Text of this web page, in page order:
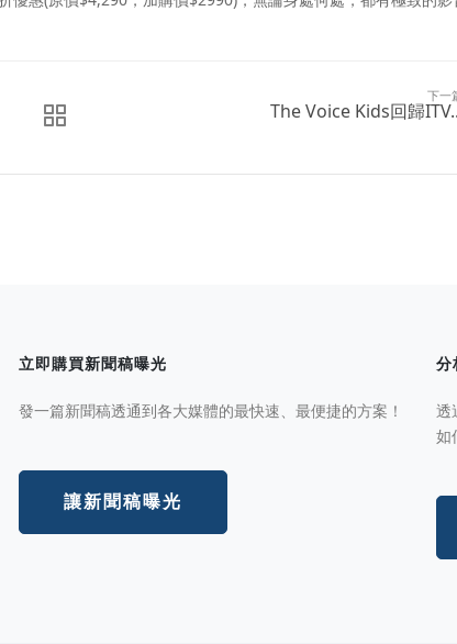
下一
The Voice Kids回歸
立即購買新聞稿曝光
發一篇新聞稿透通到各大媒體的最快速、最便捷的方案！
讓新聞稿曝光
分
透
如